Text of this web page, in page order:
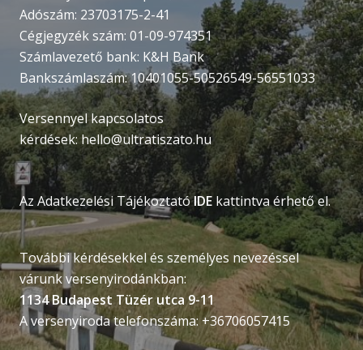
Adószám: 23703175-2-41
Cégjegyzék szám: 01-09-974351
Számlavezető bank: K&H Bank
Bankszámlaszám: 10401055-50526549-56551033
Versennyel kapcsolatos
kérdések: hello@ultratiszato.hu
Az Adatkezelési Tájékoztató IDE kattintva érhető el.
További kérdésekkel és személyes nevezéssel
várunk versenyirodánkban:
1134 Budapest Tüzér utca 9-11
A versenyiroda telefonszáma: +36706057415